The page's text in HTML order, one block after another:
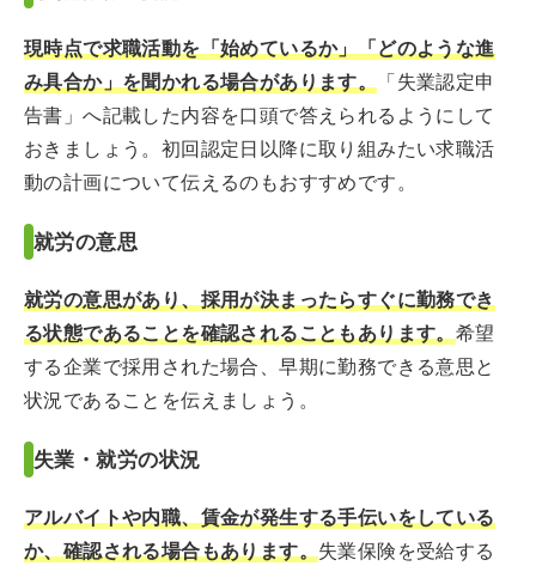
現時点で求職活動を「始めているか」「どのような進
み具合か」を聞かれる場合があります。 「失業認定申
告書」へ記載した内容を口頭で答えられるようにして
おきましょう。初回認定日以降に取り組みたい求職活
動の計画について伝えるのもおすすめです。
就労の意思
就労の意思があり、採用が決まったらすぐに勤務でき
る状態であることを確認されることもあります。希望
する企業で採用された場合、早期に勤務できる意思と
状況であることを伝えましょう。
失業・就労の状況
アルバイトや内職、賃金が発生する手伝いをしている
か、確認される場合もあります。失業保険を受給する